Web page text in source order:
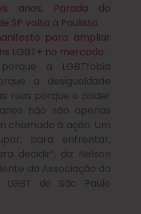
anos, Parada do
SP volta à Paulista.
para ampliar
LGBT+ no mercado.
a LGBTfobia
a desigualdade
ruas porque o poder
não são apenas
chamado à ação. Um
para enfrentar,
decidir”, diz Nelson
da Associação da
de São Paulo